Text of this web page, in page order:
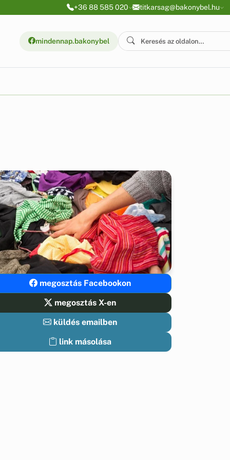
+36 88 585 020 titkarsag@bakonybel.hu
mindennap.bakonybel
megosztás Facebookon
megosztás X-en
küldés emailben
link másolása